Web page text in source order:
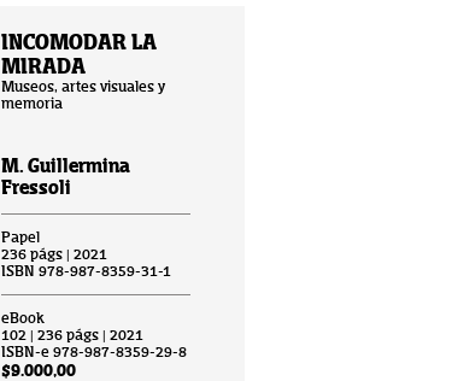
INCOMODAR LA
MIRADA
Museos, artes visuales y
memoria
M. Guillermina
Fressoli
Papel
236 págs | 2021
ISBN 978-987-8359-31-1
eBook
102 | 236 págs | 2021
ISBN-e 978-987-8359-29-8
$9.000,00